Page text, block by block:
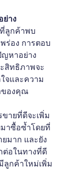
ย่าง
ลูกค้าพบ
ร่อง การตอบ
หาอย่าง
สิทธิภาพจะ
จและความ
ของคุณ
ายที่ดีจะเพิ่ม
าซื้อซ้ำโดยที่
มาก และยัง
ต่อในทางที่ดี
กค้าใหม่เพิ่ม